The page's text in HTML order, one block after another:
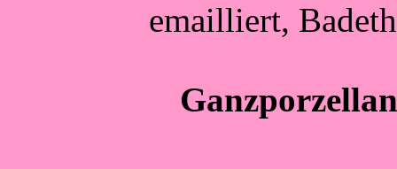
emailliert,